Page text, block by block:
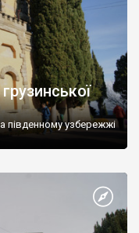
південному узбережжі